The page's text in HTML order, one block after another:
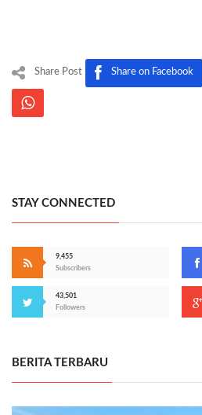
Share Post Share on Facebook
STAY CONNECTED
9,455
Subscribers
43,501
Followers
BERITA TERBARU